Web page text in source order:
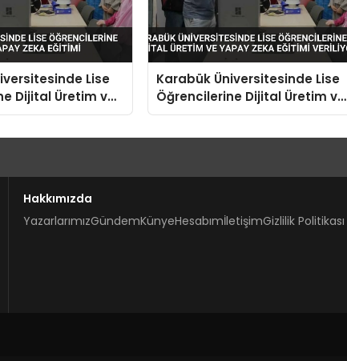
Lise
Dijital Üretim ve
Eğitimi
Karabük Üniversitesinde Lise
Öğrencilerine Dijital Üretim ve
Yapay Zeka Eğitimi Veriliyor
Hakkımızda
YazarlarımızGündemKünyeHesabımİletişimGizlilik Politikası